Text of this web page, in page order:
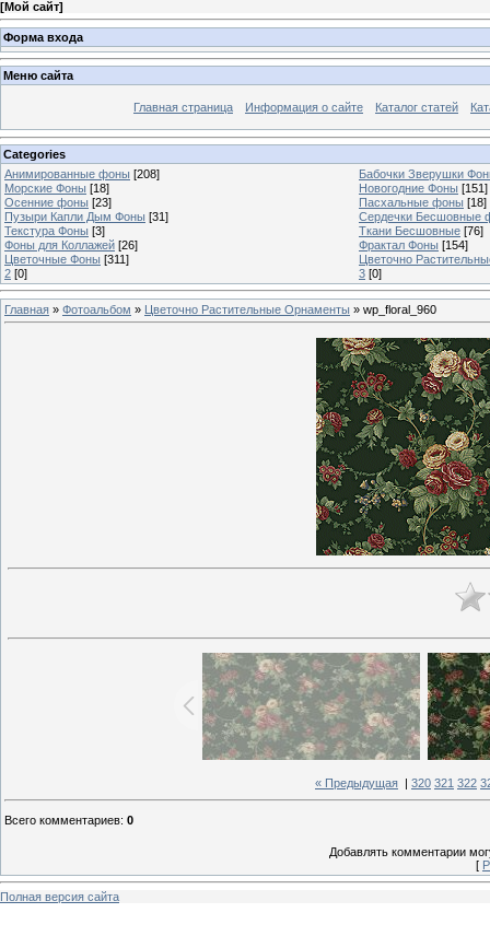
[Мой сайт]
Форма входа
Меню сайта
Главная страница Информация о сайте Каталог статей
Categories
Анимированные фоны [208]
Бабочки Зверушки
Морские Фоны [18] Новогодние Фоны [151]
Осенние фоны [23] Пасхальные фоны [18]
Пузыри Капли Дым Фоны [31]
Сердечки Бесшовные
Текстура Фоны [3] Ткани Бесшовные [76]
Фоны для Коллажей [26] Фрактал Фоны [154]
Цветочные Фоны [311]
Цветочно
2 [0] 3 [0]
Главная » Фотоальбом » Цветочно Растительные Орнаменты » wp_floral_960
« Предыдущая 320 321 322
Всего комментариев: 0
Добавлять комментарии
[
Полная версия сайта